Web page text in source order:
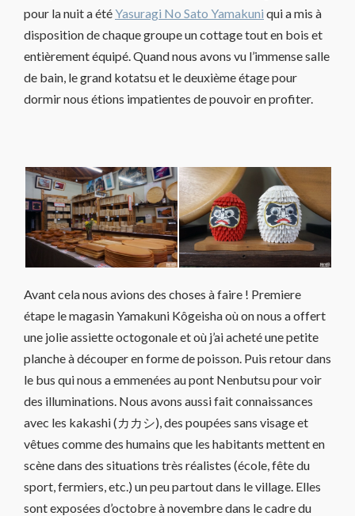
pour la nuit a étéYasuragi No Sato Yamakuni qui a mis à
disposition de chaque groupe un cottage tout en bois et
entièrement équipé. Quand nous avons vu l’immense salle
de bain, le grand kotatsu et le deuxième étage pour
dormir nous étions impatientes de pouvoir en profiter.
Avant cela nous avions des choses à faire ! Premiere
étape le magasin Yamakuni Kôgeisha où on nous a offert
une jolie assiette octogonale et où j’ai acheté une petite
planche à découper en forme de poisson. Puis retour dans
le bus qui nous a emmenées au pont Nenbutsu pour voir
des illuminations. Nous avons aussi fait connaissances
avec les kakashi (カカシ), des poupées sans visage et
vêtues comme des humains que les habitants mettent en
scène dans des situations très réalistes (école, fête du
sport, fermiers, etc.) un peu partout dans le village. Elles
sont exposées d’octobre à novembre dans le cadre du